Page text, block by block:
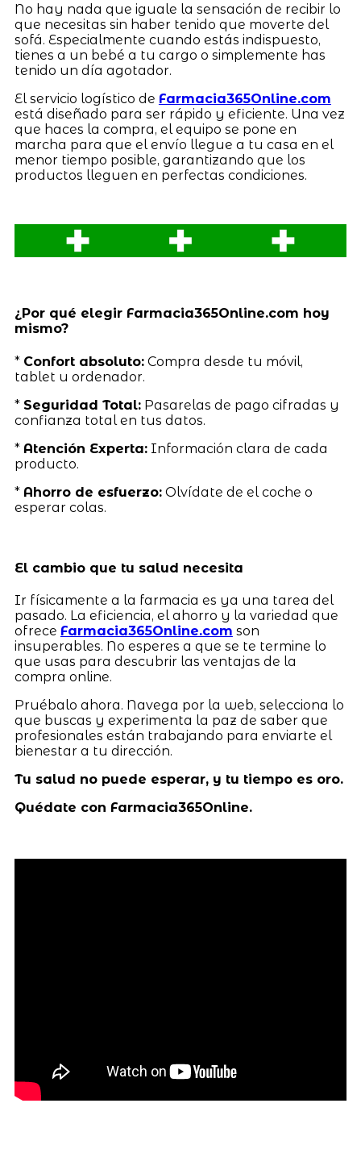
No hay nada que iguale la sensación de recibir lo
que necesitas sin haber tenido que moverte del
sofá. Especialmente cuando estás indispuesto,
tienes a un bebé a tu cargo o simplemente has
tenido un día agotador.
El servicio logístico de Farmacia365Online.com
está diseñado para ser rápido y eficiente. Una vez
que haces la compra, el equipo se pone en
marcha para que el envío llegue a tu casa en el
menor tiempo posible, garantizando que los
productos lleguen en perfectas condiciones.
¿Por qué elegir Farmacia365Online.com hoy
mismo?
* Confort absoluto:Compra desde tu móvil,
tablet u ordenador.
* Seguridad Total:Pasarelas de pago cifradas y
confianza total en tus datos.
* Atención Experta:Información clara de cada
producto.
* Ahorro de esfuerzo:Olvídate de el coche o
esperar colas.
El cambio que tu salud necesita
Ir físicamente a la farmacia es ya una tarea del
pasado. La eficiencia, el ahorro y la variedad que
ofrece Farmacia365Online.com son
insuperables. No esperes a que se te termine lo
que usas para descubrir las ventajas de la
compra online.
Pruébalo ahora. Navega por la web, selecciona lo
que buscas y experimenta la paz de saber que
profesionales están trabajando para enviarte el
bienestar a tu dirección.
Tu salud no puede esperar, y tu tiempo es oro.
Quédate con Farmacia365Online.